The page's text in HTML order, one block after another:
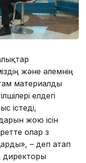
және әлемнің
материалды
елдегі
істеді,
жою ісін
олар өз
– деп атап
директоры